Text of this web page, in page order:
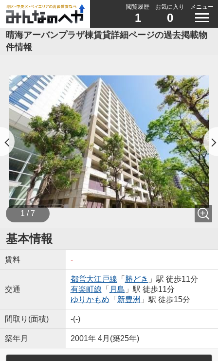
閲覧履歴
1
お気に入り
0
メニュー
晴海アーバンプラザ棟賃貸詳細ページの過去掲載物
件情報
1 / 7
基本情報
賃料 -
交通
都営大江戸線 「 勝どき 」駅 徒歩11分
有楽町線 「 月島 」駅 徒歩11分
ゆりかもめ 「 新豊洲 」駅 徒歩15分
間取り(面積) -(-)
築年月 2001年 4月(築25年)